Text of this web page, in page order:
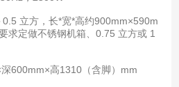
0.5 立方，长*宽*高约900mm×590m
求定做不锈钢机箱、0.75 立方或 1
600mm×高1310（含脚）mm